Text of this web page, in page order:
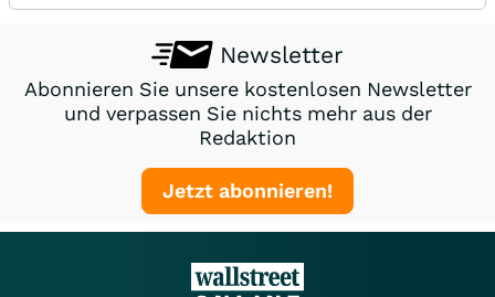
Newsletter
Abonnieren Sie unsere kostenlosen Newsletter
und verpassen Sie nichts mehr aus der
Redaktion
Jetzt abonnieren!